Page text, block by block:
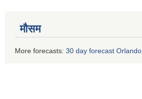
मौसम
More forecasts: 30 day forecast Orlando